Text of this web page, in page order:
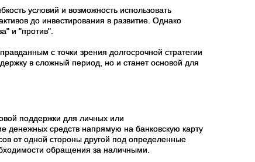
условий и возможность использовать
до инвестирования в развитие. Однако
и "против".
с точки зрения долгосрочной стратегии
в сложный период, но и станет основой для
поддержки для личных или
денежных средств напрямую на банковскую карту
от одной стороны другой под определенные
обращения за наличными.